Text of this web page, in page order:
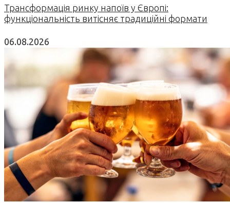
Трансформація ринку напоїв у Європі:
функціональність витісняє традиційні формати
06.08.2026